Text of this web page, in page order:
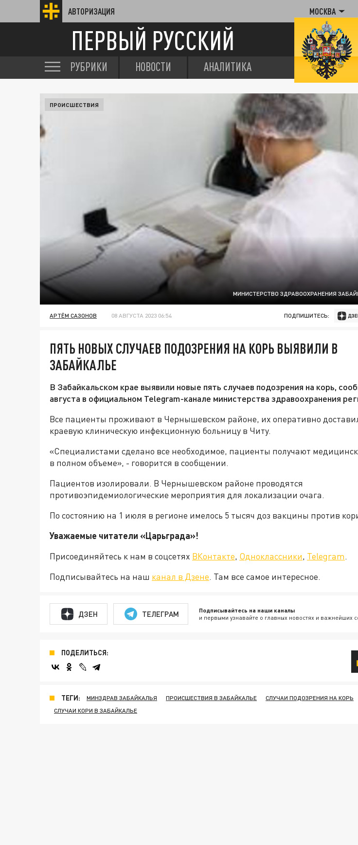
АВТОРИЗАЦИЯ МОСКВА
ПЕРВЫЙ РУССКИЙ
РУБРИКИ НОВОСТИ АНАЛИТИКА
МИНИСТЕРСТВО ЗДРАВООХРАНЕНИЯ
ПРОИСШЕСТВИЯ
АРТЁМ САЗОНОВ 08 АВГУСТА 2023 06:54 ПОДПИШИТЕСЬ:
ПЯТЬ НОВЫХ СЛУЧАЕВ ПОДОЗРЕНИЯ НА КОРЬ ВЫЯВИЛИ В
ЗАБАЙКАЛЬЕ
В Забайкальском крае выявили новые пять случаев подозрения на корь,
августа в официальном Telegram-канале министерства здравоохранения
Все пациенты проживают в Чернышевском районе, их оперативно
краевую клиническую инфекционную больницу в Читу.
«Специалистами сделано все необходимое, пациенты получают
в полном объеме», - говорится в сообщении.
Пациентов изолировали. В Чернышевском районе проводятся
противоэпидемиологические мероприятия для локализации очага.
По состоянию на 1 июля в регионе имелось 5 тысяч доз вакцины против
Уважаемые читатели «Царьграда»!
Присоединяйтесь к нам в соцсетях ВКонтакте, Одноклассники, Telegram.
Подписывайтесь на наш канал в Дзене. Там все самое интересное.
ДЗЕН ТЕЛЕГРАМ Подписывайтесь на наши каналы
и первыми узнавайте о главных новостях и важнейших
ПОДЕЛИТЬСЯ:
ТЕГИ: МИНЗДРАВ ЗАБАЙКАЛЬЯ ПРОИСШЕСТВИЯ В ЗАБАЙКАЛЬЕ
СЛУЧАИ ПОДОЗРЕНИЯ НА КОРЬ
СЛУЧАИ КОРИ В ЗАБАЙКАЛЬЕ